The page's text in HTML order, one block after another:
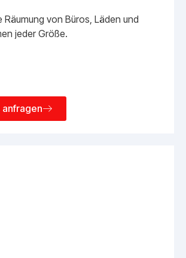
Räumung von Büros, Läden und
jeder Größe.
anfragen